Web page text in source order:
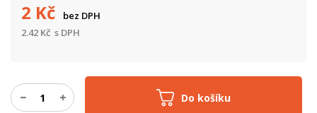
Do košíku
2 Kč
bez DPH
2.42 Kč s DPH